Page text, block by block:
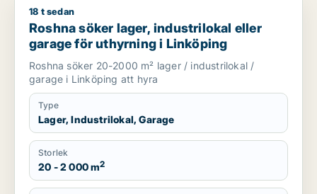
Roshna söker lager, industrilokal eller garage för uthyrning i
18 t sedan
Roshna söker lager, industrilokal eller
garage för uthyrning i Linköping
Roshna söker 20-2000 m² lager / industrilokal /
garage i Linköping att hyra
Type
Lager, Industrilokal, Garage
Storlek
20 - 2 000 m2